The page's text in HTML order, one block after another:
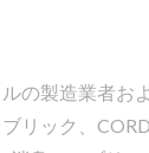
の製造業者お
リック、